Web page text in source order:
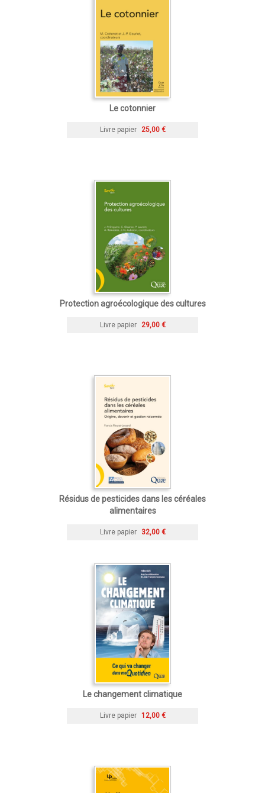
Le cotonnier
Livre papier 25,00 €
Protection agroécologique des cultures
Livre papier 29,00 €
Résidus de pesticides dans les céréales
alimentaires
Livre papier 32,00 €
Le changement climatique
Livre papier 12,00 €